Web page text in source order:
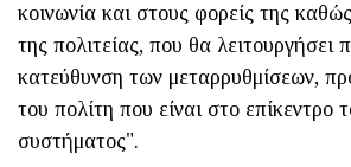
κοινωνία και στους φορείς της
της πολιτείας, που θα λειτουργήσει
κατεύθυνση των μεταρρυθμίσεων,
του πολίτη που είναι στο επίκεντρο
συστήματος".